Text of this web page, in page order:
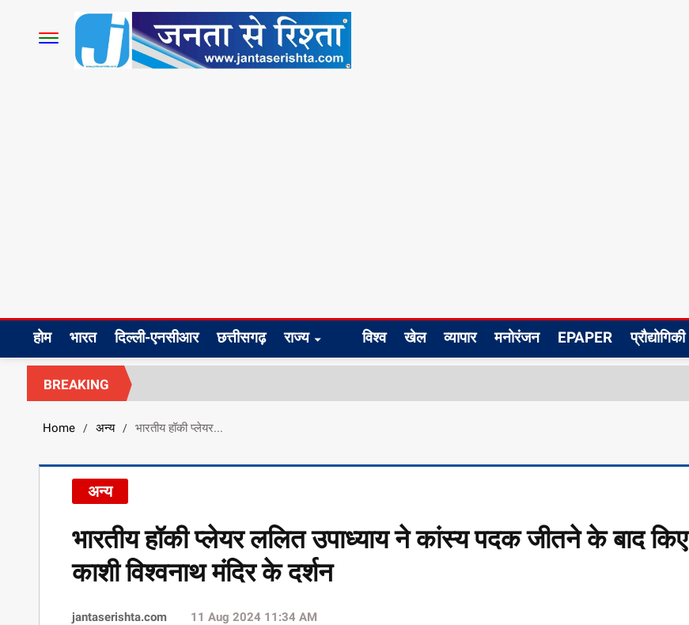
होम भारत दिल्ली-एनसीआर छत्तीसगढ़ राज्य विश्व खेल व्यापार मनोरंजन EPAPER प्रौद्योगिकी
BREAKING
Home / अन्य / भारतीय हॉकी प्लेयर...
अन्य
भारतीय हॉकी प्लेयर ललित उपाध्याय ने कांस्य पदक जीतने के बाद किए
काशी विश्वनाथ मंदिर के दर्शन
jantaserishta.com 11 Aug 2024 11:34 AM